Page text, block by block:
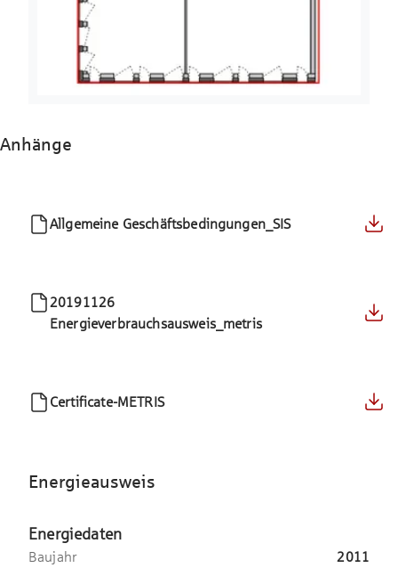
Anhänge
Allgemeine Geschäftsbedingungen_SIS
20191126
Energieverbrauchsausweis_metris
Certificate-METRIS
Energieausweis
Energiedaten
Baujahr 2011